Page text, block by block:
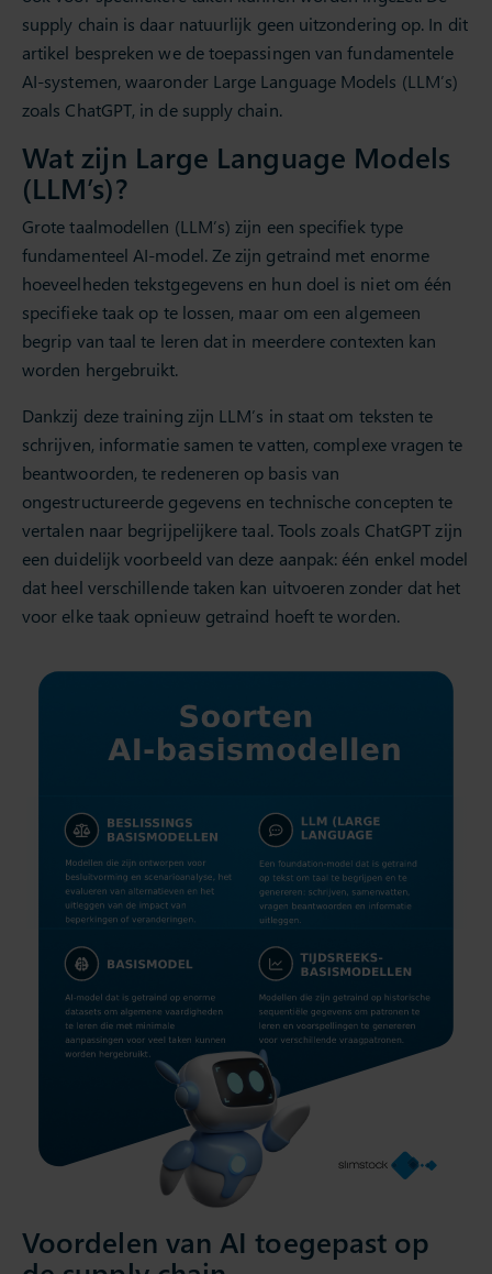
supply chain is daar natuurlijk geen uitzondering op. In dit
artikel bespreken we de toepassingen van fundamentele
AI-systemen, waaronder Large Language Models (LLM’s)
zoals ChatGPT, in de supply chain.
Wat zijn Large Language Models
(LLM’s)?
Grote taalmodellen (LLM’s) zijn een specifiek type
fundamenteel AI-model. Ze zijn getraind met enorme
hoeveelheden tekstgegevens en hun doel is niet om één
specifieke taak op te lossen, maar om een algemeen
begrip van taal te leren dat in meerdere contexten kan
worden hergebruikt.
Dankzij deze training zijn LLM’s in staat om teksten te
schrijven, informatie samen te vatten, complexe vragen te
beantwoorden, te redeneren op basis van
ongestructureerde gegevens en technische concepten te
vertalen naar begrijpelijkere taal. Tools zoals ChatGPT zijn
een duidelijk voorbeeld van deze aanpak: één enkel model
dat heel verschillende taken kan uitvoeren zonder dat het
voor elke taak opnieuw getraind hoeft te worden.
Voordelen van AI toegepast op